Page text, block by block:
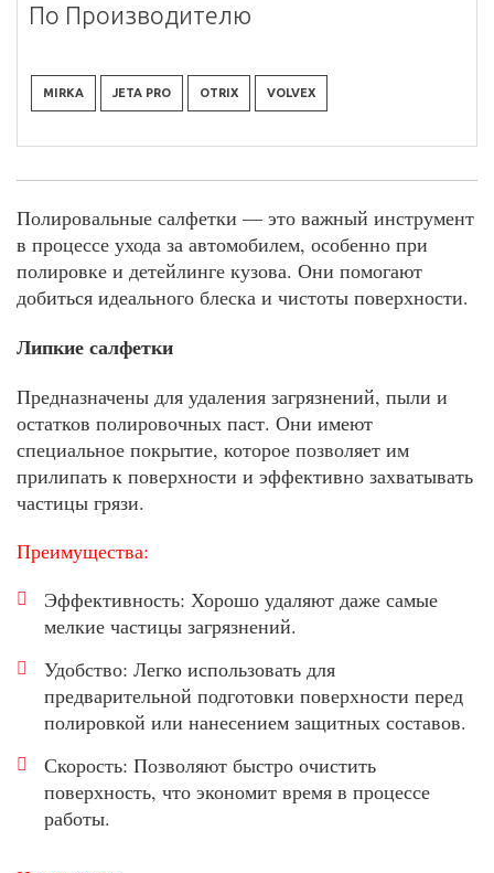
По Производителю
MIRKA JETA PRO OTRIX VOLVEX
Полировальные салфетки — это важный инструмент
в процессе ухода за автомобилем, особенно при
полировке и детейлинге кузова. Они помогают
добиться идеального блеска и чистоты поверхности.
Липкие салфетки
Предназначены для удаления загрязнений, пыли и
остатков полировочных паст. Они имеют
специальное покрытие, которое позволяет им
прилипать к поверхности и эффективно захватывать
частицы грязи.
Преимущества:
Эффективность: Хорошо удаляют даже самые
мелкие частицы загрязнений.
Удобство: Легко использовать для
предварительной подготовки поверхности перед
полировкой или нанесением защитных составов.
Скорость: Позволяют быстро очистить
поверхность, что экономит время в процессе
работы.